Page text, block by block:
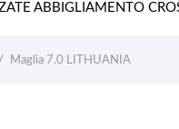
ABBIGLIAMENTO
Maglia 7.0 LITHUANIA